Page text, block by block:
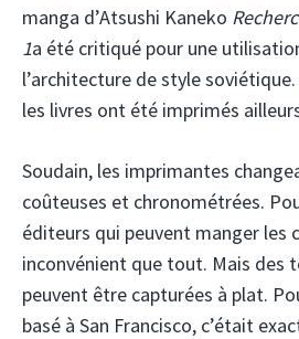
manga d’Atsushi Kaneko
1a été critiqué pour une
l’architecture de style soviétique.
les livres ont été imprimés
Soudain, les imprimantes
coûteuses et chronométrées.
éditeurs qui peuvent manger les
inconvénient que tout. Mais des
peuvent être capturées à plat.
basé à San Francisco, c’était